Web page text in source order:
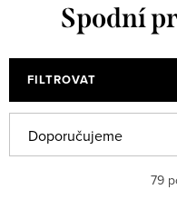
Spodní
FILTROVAT
ý
a
Doporučujeme
79